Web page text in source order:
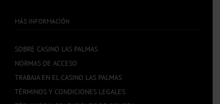
MÁS INFORMACIÓN
SOBRE CASINO LAS PALMAS
NORMAS DE ACCESO
TRABAJA EN EL CASINO LAS PALMAS
TÉRMINOS Y CONDICIONES LEGALES